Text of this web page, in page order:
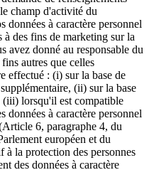
champ d'activité du
données à caractère personnel
à des fins de marketing sur la
avez donné au responsable du
autres que celles
effectué : (i) sur la base de
(ii) sur la base
lorsqu'il est compatible
données à caractère personnel
6, paragraphe 4, du
européen et du
la protection des personnes
des données à caractère